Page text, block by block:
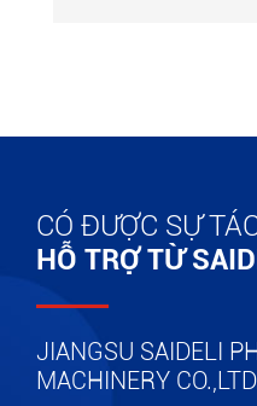
CÓ ĐƯỢC SỰ
HỖ TRỢ TỪ
JIANGSU SAIDELI
MACHINERY